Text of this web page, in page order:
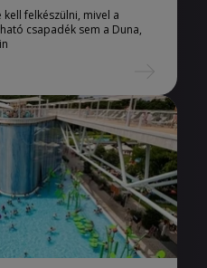
felkészülni, mivel a
csapadék sem a Duna,